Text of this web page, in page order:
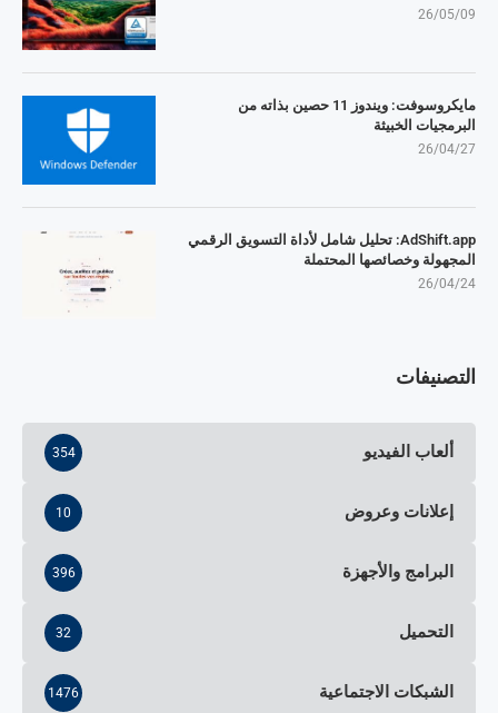
26/05/09
مايكروسوفت: ويندوز 11 حصين بذاته من
البرمجيات الخبيثة
26/04/27
AdShift.app: تحليل شامل لأداة التسويق الرقمي
المجهولة وخصائصها المحتملة
26/04/24
التصنيفات
ألعاب الفيديو 354
إعلانات وعروض 10
البرامج والأجهزة 396
التحميل 32
الشبكات الاجتماعية 1476